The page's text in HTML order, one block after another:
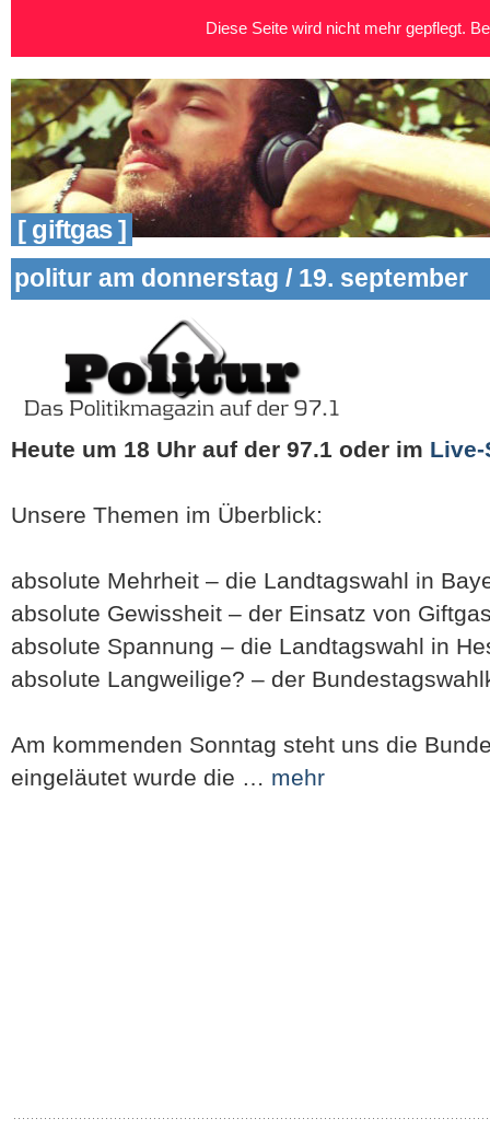
[ giftgas ]
politur am donnerstag / 19. september
Heute um 18 Uhr auf der 97.1 oder im Live-
Unsere Themen im Überblick:
absolute Mehrheit – die Landtagswahl in
absolute Gewissheit – der Einsatz von
absolute Spannung – die Landtagswahl in
absolute Langweilige? – der
Am kommenden Sonntag steht uns die
eingeläutet wurde die … mehr
Diese Seite wird nicht mehr gepflegt.